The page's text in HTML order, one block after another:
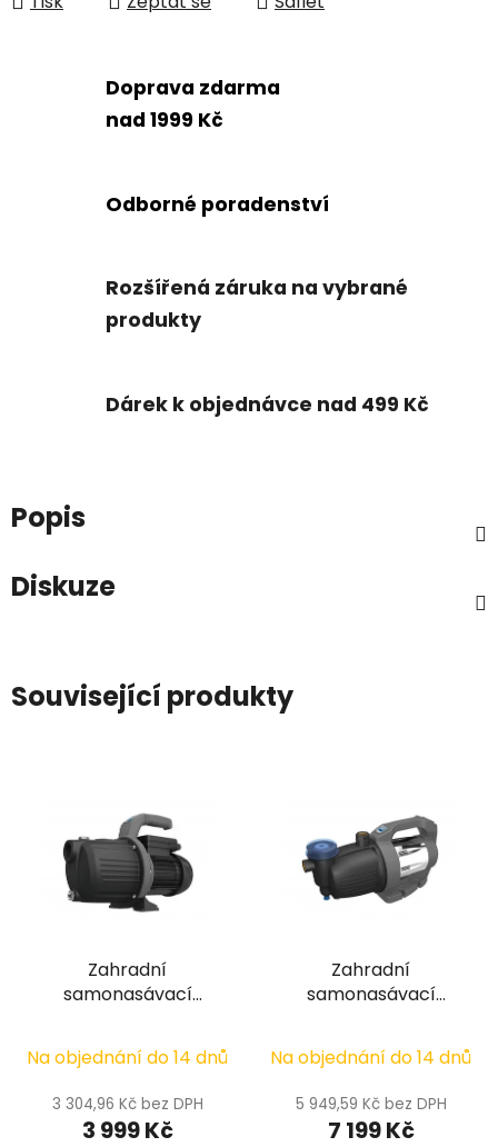
Doprava zdarma
nad 1999 Kč
Odborné poradenství
Rozšířená záruka na vybrané
produkty
Dárek k objednávce nad 499 Kč
Popis
Diskuze
Související produkty
Zahradní
samonasávací
Classic 4500
Na objednání do 14 dnů
3 304,96 Kč bez DPH
3 999 Kč
Zahradní
samonasávací
6000/S
Na objednání do 14 dnů
5 949,59 Kč bez DPH
7 199 Kč